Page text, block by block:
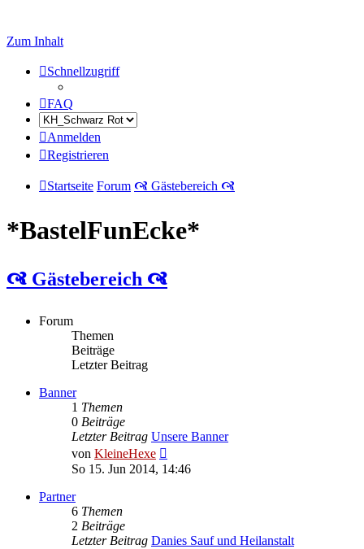
Zum Inhalt
Schnellzugriff
FAQ
Anmelden
Registrieren
Startseite Forum 🙧 Gästebereich 🙧
*BastelFunEcke*
🙧 Gästebereich 🙧
Forum
Themen
Beiträge
Letzter Beitrag
Banner
1 Themen
0 Beiträge
Letzter Beitrag Unsere Banner
von KleineHexe
Beitrag
So 15. Jun 2014, 14:46
Partner
6 Themen
2 Beiträge
Letzter Beitrag Danies Sauf und Heilanstalt